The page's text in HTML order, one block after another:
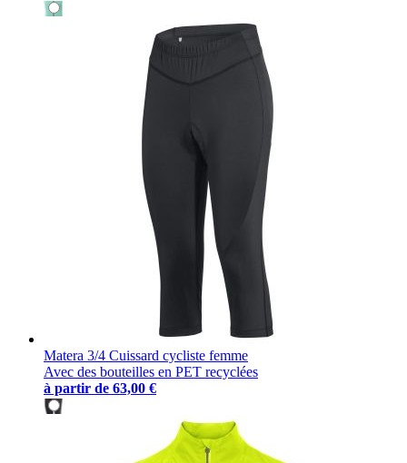
Matera 3/4 Cuissard cycliste femme
Avec des bouteilles en PET recyclées
à partir de 63,00 €